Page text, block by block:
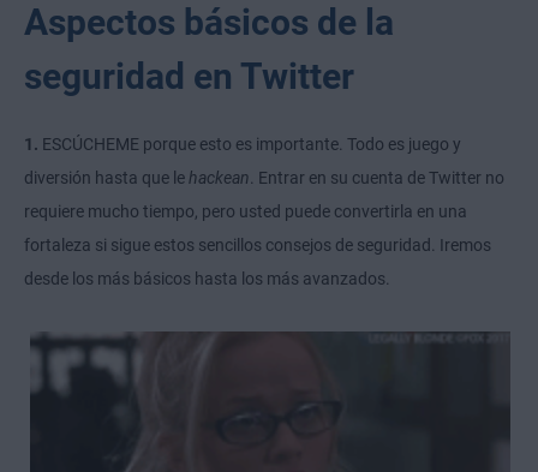
Aspectos básicos de la
seguridad en Twitter
1. ESCÚCHEME porque esto es importante. Todo es juego y
diversión hasta que lehackean. Entrar en su cuenta de Twitter no
requiere mucho tiempo, pero usted puede convertirla en una
fortaleza si sigue estos sencillos consejos de seguridad. Iremos
desde los más básicos hasta los más avanzados.